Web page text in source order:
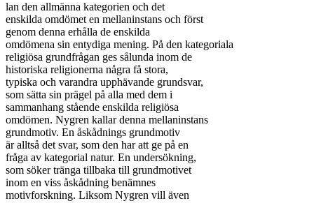
lan den allmänna kategorien och det
enskilda omdömet en mellaninstans och först
genom denna erhålla de enskilda
omdömena sin entydiga mening. På den kategoriala
religiösa grundfrågan ges sålunda inom de
historiska religionerna några få stora,
typiska och varandra upphävande grundsvar,
som sätta sin prägel på alla med dem i
sammanhang stående enskilda religiösa
omdömen. Nygren kallar denna mellaninstans
grundmotiv. En åskådnings grundmotiv
är alltså det svar, som den har att ge på en
fråga av kategorial natur. En undersökning,
som söker tränga tillbaka till grundmotivet
inom en viss åskådning benämnes
motivforskning. Liksom Nygren vill även